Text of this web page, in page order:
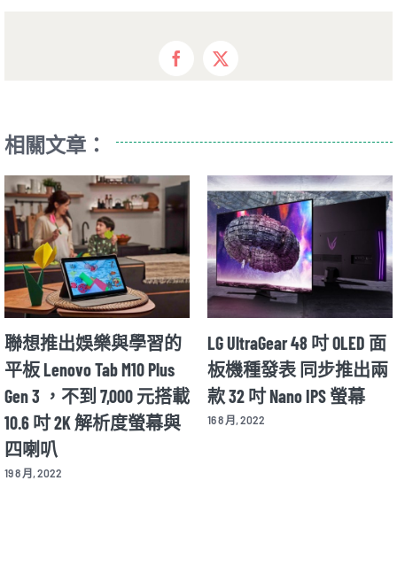
Facebook
X
相關文章：
聯想推出娛樂與學習的
平板 Lenovo Tab M10 Plus
Gen 3 ，不到 7,000 元搭載
10.6 吋 2K 解析度螢幕與
四喇叭
19 8 月, 2022
LG UltraGear 48 吋 OLED 面
板機種發表 同步推出兩
款 32 吋 Nano IPS 螢幕
16 8 月, 2022